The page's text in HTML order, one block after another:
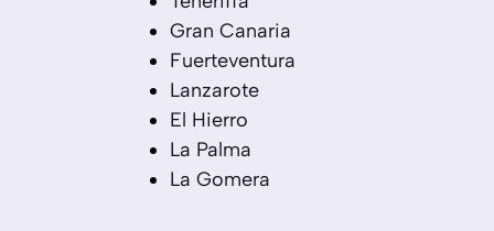
Gran Canaria
Fuerteventura
Lanzarote
El Hierro
La Palma
La Gomera